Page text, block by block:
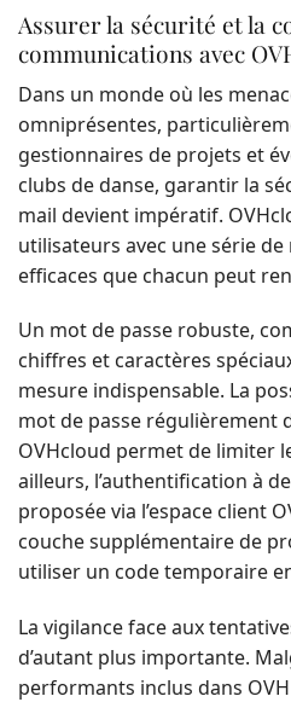
Assurer la sécurité et la
communications avec
Dans un monde où les
omniprésentes,
gestionnaires de projets et
clubs de danse, garantir la
mail devient impératif.
utilisateurs avec une série
efficaces que chacun peut
Un mot de passe robuste,
chiffres et caractères
mesure indispensable. La
mot de passe régulièrement
OVHcloud permet de limiter
ailleurs, l’authentification à
proposée via l’espace client
couche supplémentaire de
utiliser un code temporaire
La vigilance face aux
d’autant plus importante.
performants inclus dans